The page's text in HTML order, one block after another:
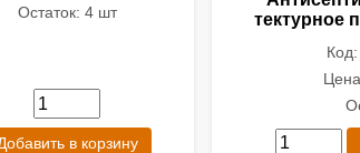
Остаток: 4 шт
в корзину
тектурное